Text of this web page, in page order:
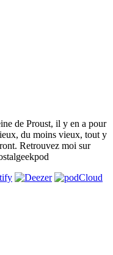
de Proust, il y en a pour
du moins vieux, tout y
Retrouvez moi sur